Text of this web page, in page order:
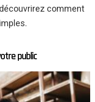
comment
public